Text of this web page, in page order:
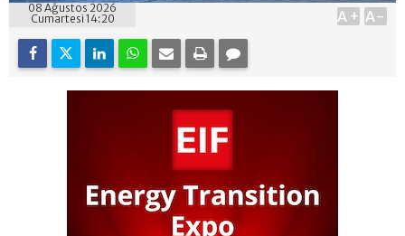
08 Ağustos 2026
Cumartesi 14:20
A+ A-